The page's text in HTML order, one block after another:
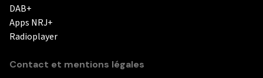
DAB+
Apps NRJ+
Radioplayer
Contact et mentions légales